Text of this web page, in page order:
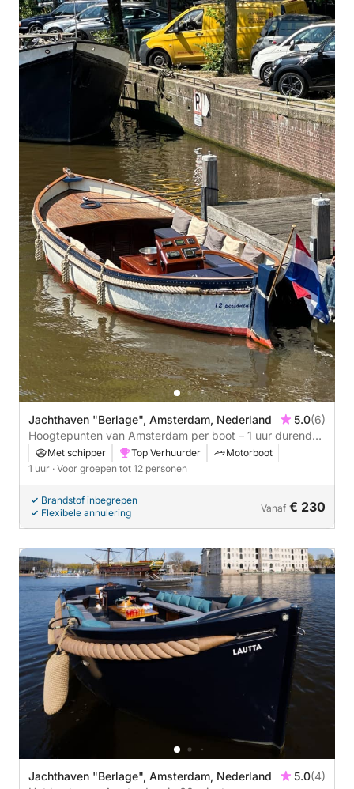
Jachthaven "Berlage", Amsterdam, Nederland 5.0(6)
Hoogtepunten van Amsterdam per boot – 1 uur durende
privécruise-ervaring
Met schipper Top Verhuurder
Motorboot
1 uur · Voor groepen tot 12 personen
Brandstof inbegrepen
Flexibele annulering
Vanaf € 230
Jachthaven "Berlage", Amsterdam, Nederland 5.0(4)